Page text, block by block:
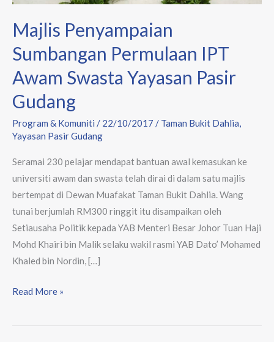
Majlis Penyampaian
Sumbangan Permulaan IPT
Awam Swasta Yayasan Pasir
Gudang
Program & Komuniti / 22/10/2017 / Taman Bukit Dahlia,
Yayasan Pasir Gudang
Seramai 230 pelajar mendapat bantuan awal kemasukan ke
universiti awam dan swasta telah dirai di dalam satu majlis
bertempat di Dewan Muafakat Taman Bukit Dahlia. Wang
tunai berjumlah RM300 ringgit itu disampaikan oleh
Setiausaha Politik kepada YAB Menteri Besar Johor Tuan Haji
Mohd Khairi bin Malik selaku wakil rasmi YAB Dato’ Mohamed
Khaled bin Nordin, […]
Pasir
Read More »